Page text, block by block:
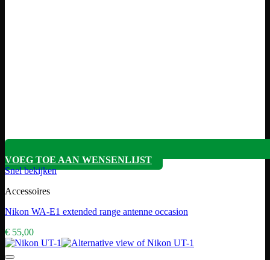
VOEG TOE AAN WENSENLIJST
Snel bekijken
Accessoires
Nikon WA-E1 extended range antenne occasion
€ 55,00